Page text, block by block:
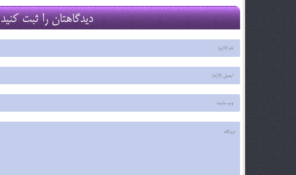
29 اسفند 03 29 اسفند 03
دیدگاهتان را ثبت کنید